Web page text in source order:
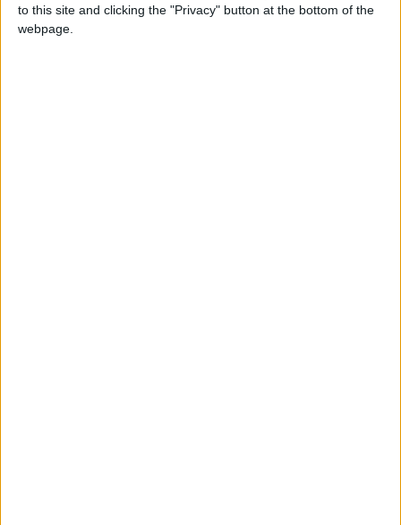
to this site and clicking the "Privacy" button at the bottom of the
webpage.
Les notes : Coulibaly étonnant